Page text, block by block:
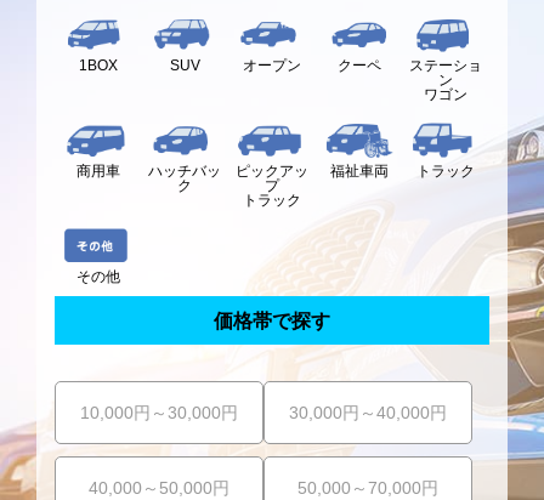
1BOX SUV オープン クーペ
ステーショ
ン
ワゴン
商用車
ハッチバッ
ク
ピックアッ
プ
トラック
福祉車両 トラック
その他
価格帯で探す
10,000円～30,000円 30,000円～40,000円
40,000～50,000円 50,000～70,000円